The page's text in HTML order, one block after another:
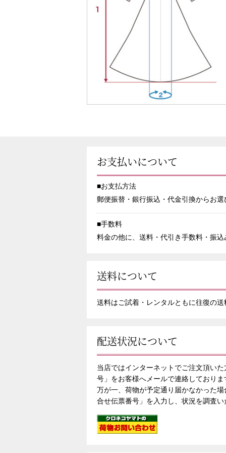
お支払いについて
■お支払方法
郵便振替・銀行振込・代金引換からお
■手数料
料金の他に、送料・代引き手数料・振
送料について
送料はご試着・レンタルともに往復の
配送状況について
当店ではインターネットでご注文頂い
号」をお客様へメールで連絡しておりま
万が一、荷物が予定通り届かなかった
合せ伝票番号」を入力し、状況を調査